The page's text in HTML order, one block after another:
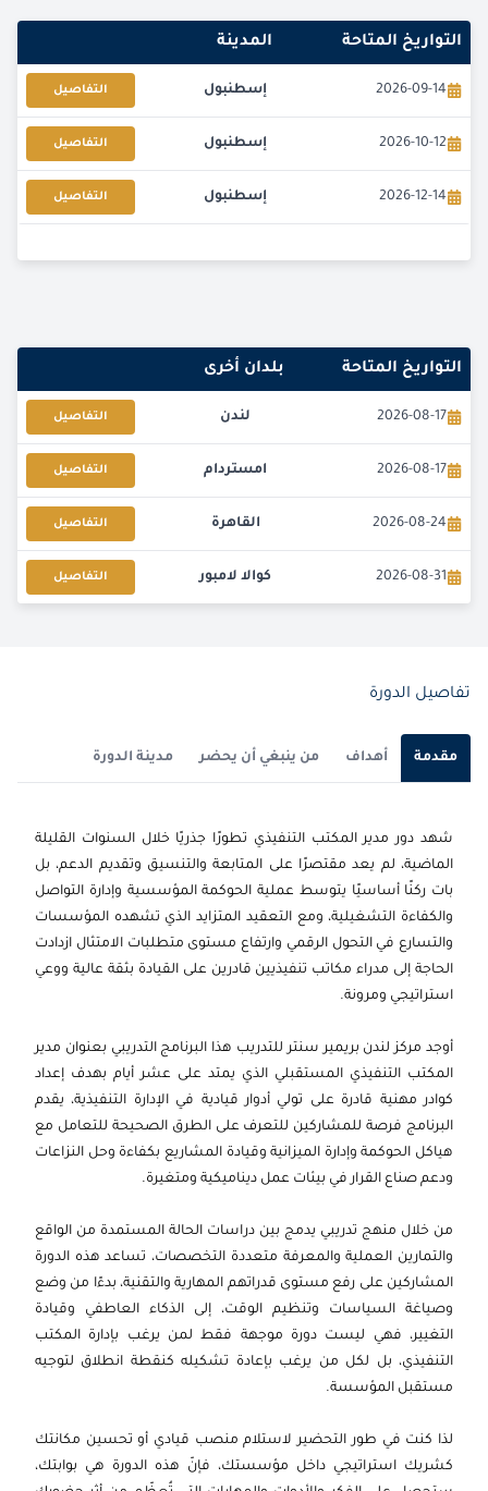
التواريخ المتاحة المدينة
2026-09-14 إسطنبول التفاصيل
2026-10-12 إسطنبول التفاصيل
2026-12-14 إسطنبول التفاصيل
التواريخ المتاحة بلدان أخرى
2026-08-17 لندن التفاصيل
2026-08-17 امستردام التفاصيل
2026-08-24 القاهرة التفاصيل
2026-08-31 كوالا لامبور التفاصيل
2026-09-07
2026-09-14
2026-09-21 باريس التفاصيل
2026-09-28 القاهرة التفاصيل
2026-09-28 لندن التفاصيل
2026-10-04
2026-10-05 كوالا لامبور التفاصيل
2026-10-12 برشلونة التفاصيل
2026-11-02
2026-11-02 امستردام التفاصيل
2026-11-16 كوالا لامبور التفاصيل
تفاصيل الدورة
مقدمة أهداف من ينبغي أن يحضر مدينة الدورة
شهد دور مدير المكتب التنفيذي تطورًا جذريًا خلال السنوات القليلة
الماضية، لم يعد مقتصرًا على المتابعة والتنسيق وتقديم الدعم، بل
بات ركنًا أساسيًا يتوسط عملية الحوكمة المؤسسية وإدارة التواصل
والكفاءة التشغيلية، ومع التعقيد المتزايد الذي تشهده المؤسسات
والتسارع في التحول الرقمي وارتفاع مستوى متطلبات الامتثال ازدادت
الحاجة إلى مدراء مكاتب تنفيذيين قادرين على القيادة بثقة عالية ووعي
استراتيجي ومرونة.
أوجد مركز لندن بريمير سنتر للتدريب هذا البرنامج التدريبي بعنوان مدير
المكتب التنفيذي المستقبلي الذي يمتد على عشر أيام بهدف إعداد
كوادر مهنية قادرة على تولي أدوار قيادية في الإدارة التنفيذية، يقدم
البرنامج فرصة للمشاركين للتعرف على الطرق الصحيحة للتعامل مع
هياكل الحوكمة وإدارة الميزانية وقيادة المشاريع بكفاءة وحل النزاعات
ودعم صناع القرار في بيئات عمل ديناميكية ومتغيرة.
من خلال منهج تدريبي يدمج بين دراسات الحالة المستمدة من الواقع
والتمارين العملية والمعرفة متعددة التخصصات، تساعد هذه الدورة
المشاركين على رفع مستوى قدراتهم المهارية والتقنية، بدءًا من وضع
وصياغة السياسات وتنظيم الوقت، إلى الذكاء العاطفي وقيادة
التغيير، فهي ليست دورة موجهة فقط لمن يرغب بإدارة المكتب
التنفيذي، بل لكل من يرغب بإعادة تشكيله كنقطة انطلاق لتوجيه
مستقبل المؤسسة.
لذا كنت في طور التحضير لاستلام منصب قيادي أو تحسين مكانتك
كشريك استراتيجي داخل مؤسستك، فإنّ هذه الدورة هي بوابتك،